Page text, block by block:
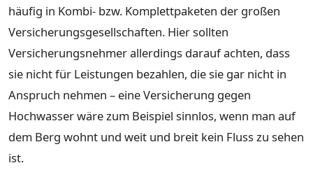
häufig in Kombi- bzw. Komplettpaketen der großen
Versicherungsgesellschaften. Hier sollten
Versicherungsnehmer allerdings darauf achten, dass
sie nicht für Leistungen bezahlen, die sie gar nicht in
Anspruch nehmen – eine Versicherung gegen
Hochwasser wäre zum Beispiel sinnlos, wenn man auf
dem Berg wohnt und weit und breit kein Fluss zu sehen
ist.